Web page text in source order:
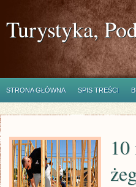
Turystyka,
STRONA GŁÓWNA SPIS TREŚCI